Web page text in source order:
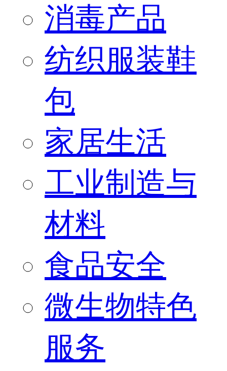
消毒产品
纺织服装鞋
包
家居生活
工业制造与
材料
食品安全
微生物特色
服务